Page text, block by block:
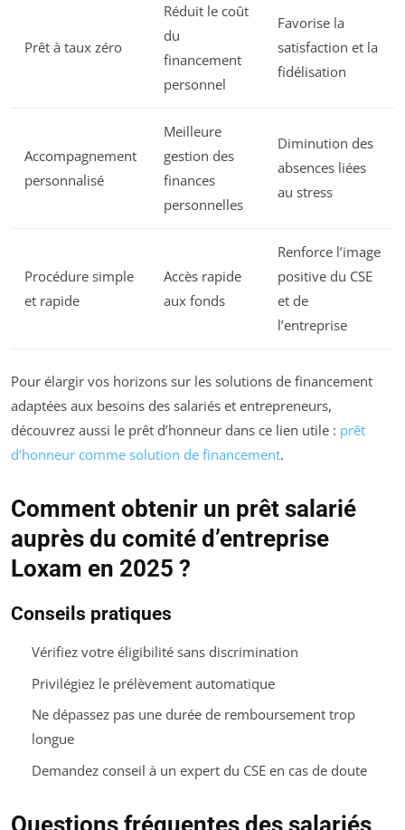
Prêt à taux zéro
Réduit le coût
du
financement
personnel
Favorise la
satisfaction et la
fidélisation
Accompagnement
personnalisé
Meilleure
gestion des
finances
personnelles
Diminution des
absences liées
au stress
Procédure simple
et rapide
Accès rapide
aux fonds
Renforce l’image
positive du CSE
et de
l’entreprise
Pour élargir vos horizons sur les solutions de financement
adaptées aux besoins des salariés et entrepreneurs,
découvrez aussi le prêt d’honneur dans ce lien utile : prêt
d’honneur comme solution de financement.
Comment obtenir un prêt salarié
auprès du comité d’entreprise
Loxam en 2025 ?
Conseils pratiques
Vérifiez votre éligibilité sans discrimination
Privilégiez le prélèvement automatique
Ne dépassez pas une durée de remboursement trop
longue
Demandez conseil à un expert du CSE en cas de doute
Questions fréquentes des salariés